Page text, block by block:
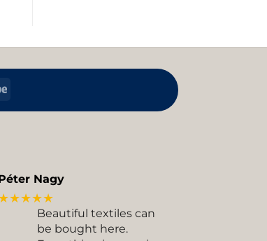
Stripe
Nagy
Beautiful textiles can
be bought here.